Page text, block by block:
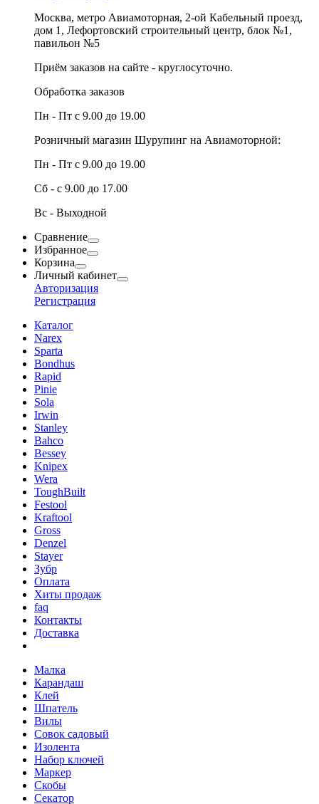
Москва, метро Авиамоторная, 2-ой Кабельный проезд,
дом 1, Лефортовский строительный центр, блок №1,
павильон №5
Приём заказов на сайте - круглосуточно.
Обработка заказов
Пн - Пт с 9.00 до 19.00
Розничный магазин Шурупинг на Авиамоторной:
Пн - Пт с 9.00 до 19.00
Сб - с 9.00 до 17.00
Вс - Выходной
Сравнение
Избранное
Корзина
Личный кабинет
Авторизация
Регистрация
Каталог
Narex
Sparta
Bondhus
Rapid
Pinie
Sola
Irwin
Stanley
Bahco
Bessey
Knipex
Wera
ToughBuilt
Festool
Kraftool
Gross
Denzel
Stayer
Зубр
Оплата
Хиты продаж
faq
Контакты
Доставка
Малка
Карандаш
Клей
Шпатель
Вилы
Совок садовый
Изолента
Набор ключей
Маркер
Скобы
Секатор